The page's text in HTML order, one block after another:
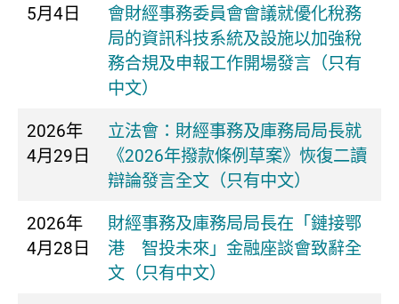
5月4日
會財經事務委員會會議就優化稅務
局的資訊科技系統及設施以加強稅
務合規及申報工作開場發言（只有
中文）
2026年
4月29日
立法會：財經事務及庫務局局長就
《2026年撥款條例草案》恢復二讀
辯論發言全文（只有中文）
2026年
4月28日
​財經事務及庫務局局長在「鏈接鄂
港 智投未來」金融座談會致辭全
文（只有中文）